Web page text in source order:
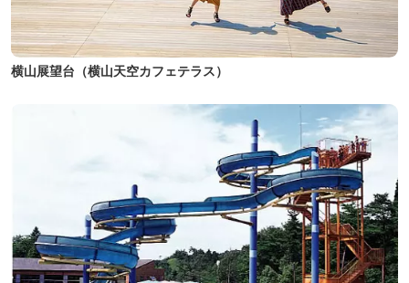
横山展望台（横山天空カフェテラス）